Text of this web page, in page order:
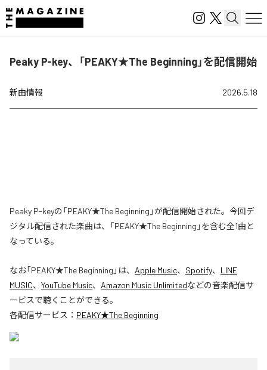
Peaky P-key、「PEAKY★The Beginning」を配信開始
新曲情報 2026.5.18
Peaky P-keyの「PEAKY★The Beginning」が配信開始された。今回デ
ジタル配信された楽曲は、「PEAKY★The Beginning」を含む全1曲と
なっている。
なお「PEAKY★The Beginning 」は、 Apple Music、 Spotify、 LINE
MUSIC、 YouTube Music、 Amazon Music Unlimitedなどの音楽配信サ
ービスで聴くことができる。
各配信サービス： PEAKY★The Beginning